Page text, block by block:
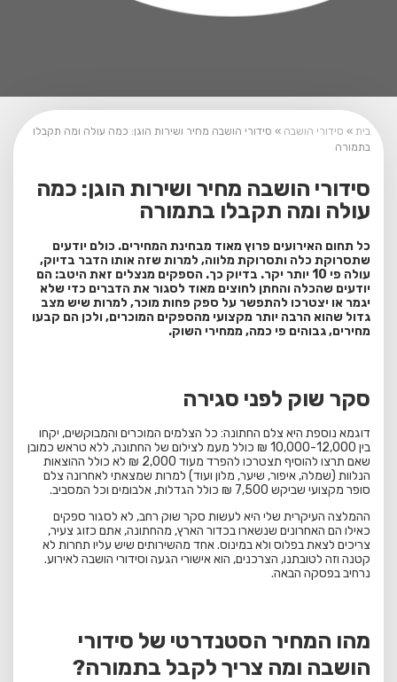
בית » סידורי הושבה » סידורי הושבה מחיר ושירות הוגן: כמה עולה ומה תקבלו
בתמורה
סידורי הושבה מחיר ושירות הוגן: כמה
עולה ומה תקבלו בתמורה
כל תחום האירועים פרוץ מאוד מבחינת המחירים. כולם יודעים
שתסרוקת כלה ותסרוקת מלווה, למרות שזה אותו הדבר בדיוק,
עולה פי 10 יותר יקר. בדיוק כך. הספקים מנצלים זאת היטב: הם
יודעים שהכלה והחתן לחוצים מאוד לסגור את הדברים כדי שלא
יגמר או יצטרכו להתפשר על ספק פחות מוכר, למרות שיש מצב
גדול שהוא הרבה יותר מקצועי מהספקים המוכרים, ולכן הם קבעו
מחירים, גבוהים פי כמה, ממחירי השוק.
סקר שוק לפני סגירה
דוגמא נוספת היא צלם החתונה: כל הצלמים המוכרים והמבוקשים, יקחו
בין 10,000-12,000 ₪ כולל מעמ לצילום של החתונה, ללא טראש כמובן
שאם תרצו להוסיף תצטרכו להפרד מעוד 2,000 ₪ לא כולל ההוצאות
הנלוות (שמלה, איפור, שיער, מלון ועוד) למרות שמצאתי לאחרונה צלם
סופר מקצועי שביקש 7,500 ₪ כולל הגדלות, אלבומים וכל המסביב.
ההמלצה העיקרית שלי היא לעשות סקר שוק רחב, לא לסגור ספקים
כאילו הם האחרונים שנשארו בכדור הארץ, מהחתונה, אתם כזוג צעיר,
צריכים לצאת בפלוס ולא במינוס. אחד מהשירותים שיש עליו תחרות לא
קטנה וזה לטובתנו, הצרכנים, הוא אישורי הגעה וסידורי הושבה לאירוע.
נרחיב בפסקה הבאה.
מהו המחיר הסטנדרטי של סידורי
הושבה ומה צריך לקבל בתמורה?